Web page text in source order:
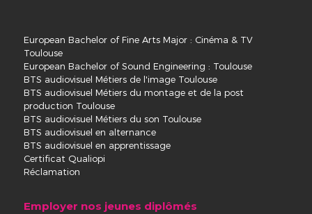
European Bachelor of Fine Arts Major : Cinéma & TV
Toulouse
European Bachelor of Sound Engineering : Toulouse
BTS audiovisuel Métiers de l'image Toulouse
BTS audiovisuel Métiers du montage et de la post
production Toulouse
BTS audiovisuel Métiers du son Toulouse
BTS audiovisuel en alternance
BTS audiovisuel en apprentissage
Certificat Qualiopi
Réclamation
Employer nos jeunes diplômés